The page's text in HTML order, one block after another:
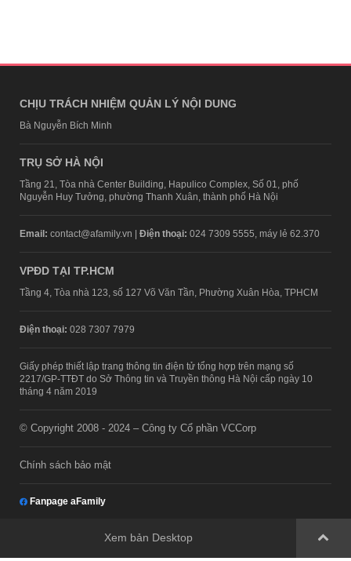
CHỊU TRÁCH NHIỆM QUẢN LÝ NỘI DUNG
Bà Nguyễn Bích Minh
TRỤ SỞ HÀ NỘI
Tầng 21, Tòa nhà Center Building, Hapulico Complex, Số 01, phố
Nguyễn Huy Tưởng, phường Thanh Xuân, thành phố Hà Nội
Email: contact@afamily.vn | Điện thoại: 024 7309 5555, máy lẻ 62.370
VPĐD TẠI TP.HCM
Tầng 4, Tòa nhà 123, số 127 Võ Văn Tần, Phường Xuân Hòa, TPHCM
Điện thoại: 028 7307 7979
Giấy phép thiết lập trang thông tin điện tử tổng hợp trên mạng số
2217/GP-TTĐT do Sở Thông tin và Truyền thông Hà Nội cấp ngày 10
tháng 4 năm 2019
© Copyright 2008 - 2024 – Công ty Cổ phần VCCorp
Chính sách bảo mật
Fanpage aFamily
Xem bản Desktop